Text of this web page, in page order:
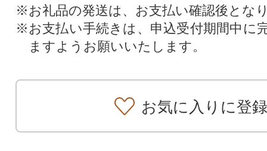
※お礼品の発送は、お支払い確認後とな
※お支払い手続きは、申込受付期間中に
ますようお願いいたします。
お気に入りに登録